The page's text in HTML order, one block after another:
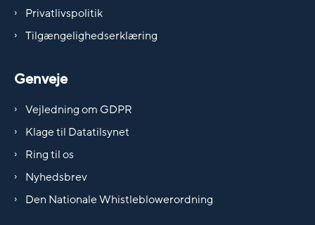
Privatlivspolitik
Tilgængelighedserklæring
Genveje
Vejledning om GDPR
Klage til Datatilsynet
Ring til os
Nyhedsbrev
Den Nationale Whistleblowerordning